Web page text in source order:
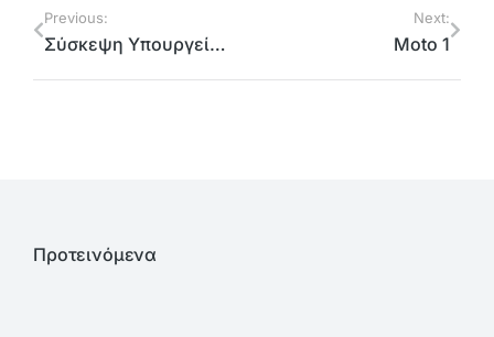
Previous:
Σύσκεψη Υπουργείου Εσωτερικών-Περιφέρειας Αττικής για τα προβλήματα από την κακοκαιρία
Next:
Moto 1
Προτεινόμενα